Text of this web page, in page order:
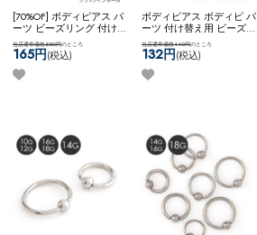
[70%OF] ボディピアス パ
ーツ ビーズリング 付け替
え用 ジュエル カスタム
アレンジ コーディネート
ネコポスOKジュエルクリ
ップインボール
当店通常価格550円のところ
165円(税込)
ボディピアス ボディピ パ
ーツ 付け替え用 ビーズリ
ング 定番 スタンダード
4mm 5mm 6mm 8mm ネ
コポスOKスペアクリップ
インボール (シルバー)
当店通常価格440円のところ
132円(税込)